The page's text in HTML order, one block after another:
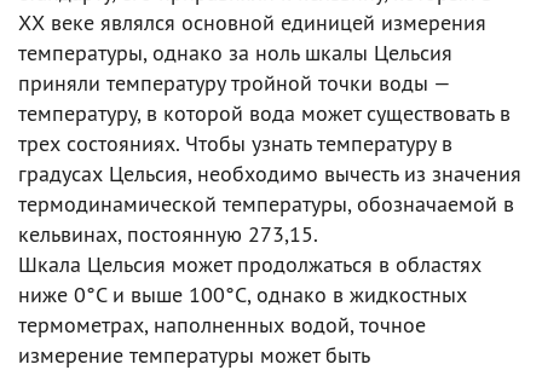
ХХ веке являлся основной единицей измерения
температуры, однако за ноль шкалы Цельсия
приняли температуру тройной точки воды —
температуру, в которой вода может существовать в
трех состояниях. Чтобы узнать температуру в
градусах Цельсия, необходимо вычесть из значения
термодинамической температуры, обозначаемой в
кельвинах, постоянную 273,15.
Шкала Цельсия может продолжаться в областях
ниже 0°С и выше 100°С, однако в жидкостных
термометрах, наполненных водой, точное
измерение температуры может быть